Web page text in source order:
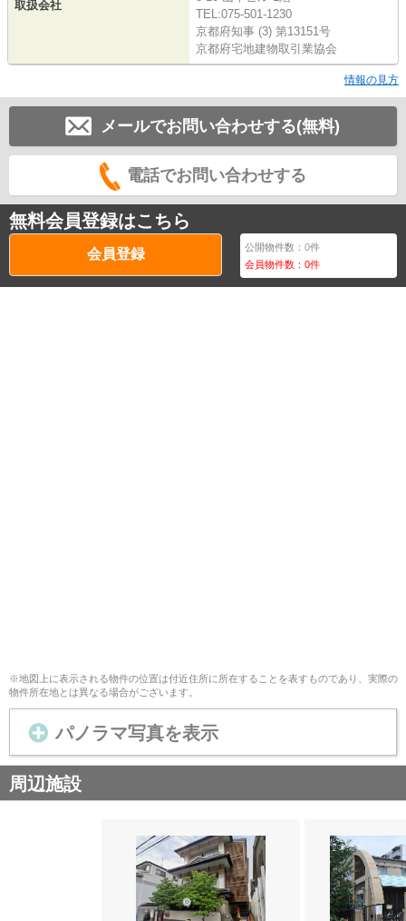
取扱会社
TEL:075-501-1230
京都府知事 (3) 第13151号
京都府宅地建物取引業協会
情報の見方
メールでお問い合わせする(無料)
電話でお問い合わせする
無料会員登録はこちら
会員登録 公開物件数：0件
会員物件数：0件
※地図上に表示される物件の位置は付近住所に所在することを表すものであり、実際の
物件所在地とは異なる場合がございます。
パノラマ写真を表示
周辺施設